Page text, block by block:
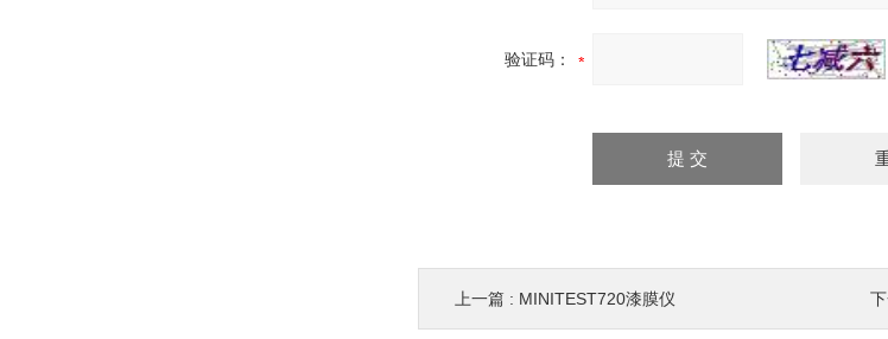
验证码：
上一篇 : MINITEST720漆膜仪